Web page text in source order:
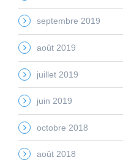
septembre 2019
août 2019
juillet 2019
juin 2019
octobre 2018
août 2018